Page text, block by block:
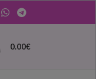
0.00€